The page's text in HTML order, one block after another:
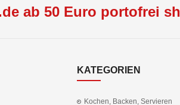
ab 50 Euro portofrei
KATEGORIEN
Kochen, Backen, Servieren